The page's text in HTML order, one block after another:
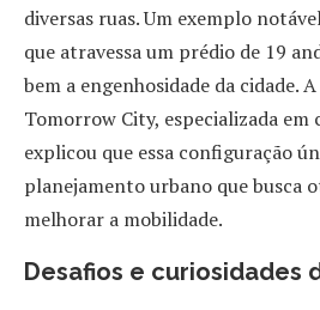
diversas ruas. Um exemplo
que atravessa um prédio de 19
bem a engenhosidade da cidade.
Tomorrow City, especializada em
explicou que essa configuração
planejamento urbano que busca
melhorar a mobilidade.
Desafios e curiosidades